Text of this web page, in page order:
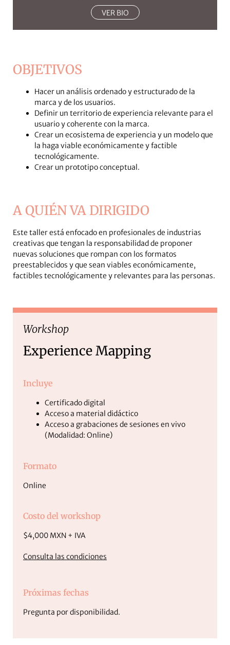
VER BIO
OBJETIVOS
Hacer un análisis ordenado y estructurado de la
marca y de los usuarios.
Definir un territorio de experiencia relevante para el
usuario y coherente con la marca.
Crear un ecosistema de experiencia y un modelo que
la haga viable económicamente y factible
tecnológicamente.
Crear un prototipo conceptual.
A QUIÉN VA DIRIGIDO
Este taller está enfocado en profesionales de industrias
creativas que tengan la responsabilidad de proponer
nuevas soluciones que rompan con los formatos
preestablecidos y que sean viables económicamente,
factibles tecnológicamente y relevantes para las personas.
Workshop
Experience Mapping
Incluye
Certificado digital
Acceso a material didáctico
Acceso a grabaciones de sesiones en vivo
(Modalidad: Online)
Formato
Online
Costo del workshop
$4,000 MXN + IVA
Consulta las condiciones
Próximas fechas
Pregunta por disponibilidad.